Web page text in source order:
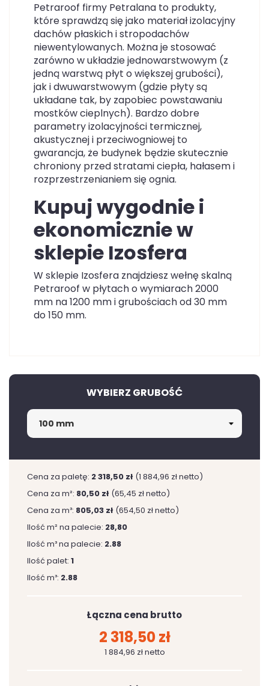
Petraroof firmy Petralana to produkty,
które sprawdzą się jako materiał izolacyjny
dachów płaskich i stropodachów
niewentylowanych. Można je stosować
zarówno w układzie jednowarstwowym (z
jedną warstwą płyt o większej grubości),
jak i dwuwarstwowym (gdzie płyty są
układane tak, by zapobiec powstawaniu
mostków cieplnych). Bardzo dobre
parametry izolacyjności termicznej,
akustycznej i przeciwogniowej to
gwarancja, że budynek będzie skutecznie
chroniony przed stratami ciepła, hałasem i
rozprzestrzenianiem się ognia.
Kupuj wygodnie i
ekonomicznie w
sklepie Izosfera
W sklepie Izosfera znajdziesz wełnę skalną
Petraroof w płytach o wymiarach 2000
mm na 1200 mm i grubościach od 30 mm
do 150 mm.
WYBIERZ GRUBOŚĆ
Cena za paletę: 2 318,50 zł (1 884,96 zł netto)
Cena za m²: 80,50 zł (65,45 zł netto)
Cena za m³: 805,03 zł (654,50 zł netto)
Ilość m² na palecie: 28,80
Ilość m³ na palecie: 2.88
Ilość palet: 1
Ilość m³: 2.88
Łączna cena brutto
2 318,50 zł
1 884,96 zł netto